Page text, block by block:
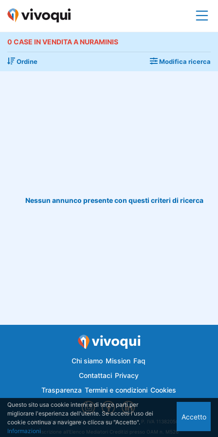
0 CASE IN VENDITA A NURAMINIS
Ordine Modifica ricerca
Nessun annunco presente con questi criteri di ricerca
Chi siamo Mission Faq
Contattaci Privacy
Trasparenza Termini e condizioni Cookies
Vivoqui.it è di proprietà di Semplicemutuo Srl - P. IVA 11382050018
Iscrizione all'Elenco Mediatori Creditizi presso OAM n. M526
Questo sito usa cookie interni e di terze parti per
migliorare l'esperienza dell'utente. Se accetti l'uso dei
cookie continua a navigare o clicca su "Accetto".
Informazioni
Accetto